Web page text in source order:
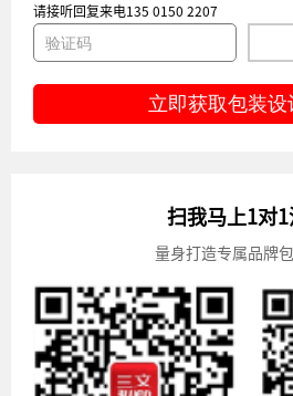
请接听回复来电135 0150 2207
立即获取包装设
扫我马上1对
量身打造专属品牌